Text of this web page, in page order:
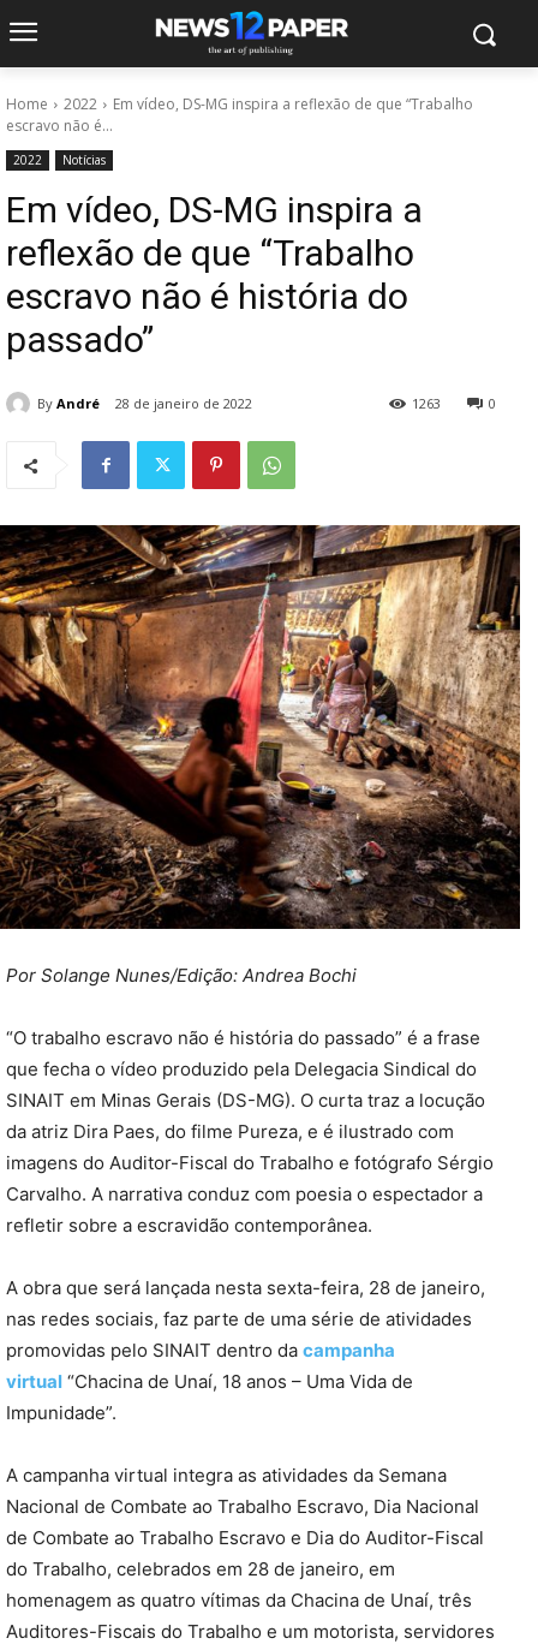
Home 2022
Em vídeo, DS-MG inspira a reflexão de que “Trabalho
escravo não é...
2022 Notícias
Em vídeo, DS-MG inspira a
reflexão de que “Trabalho
escravo não é história do
passado”
By André 28 de janeiro de 2022 0
1263
Por Solange Nunes/Edição: Andrea Bochi
“O trabalho escravo não é história do passado” é a frase
que fecha o vídeo produzido pela Delegacia Sindical do
SINAIT em Minas Gerais (DS-MG). O curta traz a locução
da atriz Dira Paes, do filme Pureza, e é ilustrado com
imagens do Auditor-Fiscal do Trabalho e fotógrafo Sérgio
Carvalho. A narrativa conduz com poesia o espectador a
refletir sobre a escravidão contemporânea.
A obra que será lançada nesta sexta-feira, 28 de janeiro,
nas redes sociais, faz parte de uma série de atividades
promovidas pelo SINAIT dentro da campanha
virtual “Chacina de Unaí, 18 anos – Uma Vida de
Impunidade”.
A campanha virtual integra as atividades da Semana
Nacional de Combate ao Trabalho Escravo, Dia Nacional
de Combate ao Trabalho Escravo e Dia do Auditor-Fiscal
do Trabalho, celebrados em 28 de janeiro, em
homenagem as quatro vítimas da Chacina de Unaí, três
Auditores-Fiscais do Trabalho e um motorista, servidores